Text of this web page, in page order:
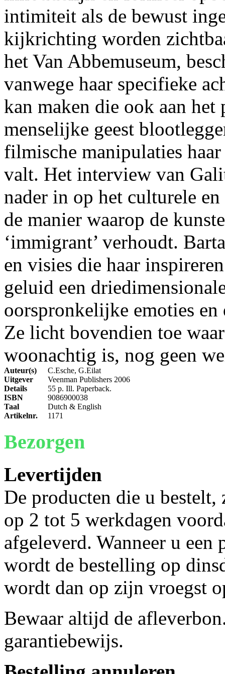
intimiteit als de bewust
kijkrichting worden
het Van Abbemuseum,
vanwege haar specifieke
kan maken die ook aan
menselijke geest
filmische manipulaties
valt. Het interview van
nader in op het culturele
de manier waarop de
‘immigrant’ verhoudt.
en visies die haar
geluid een
oorspronkelijke emoties en
Ze licht bovendien toe
woonachtig is, nog geen
Auteur(s)
C.Esche, G.Eilat
Uitgever
Veenman Publishers 2006
Details
55 p. Ill. Paperback.
ISBN
9086900038
Taal
Dutch & English
Artikelnr.
1171
Bezorgen
Levertijden
De producten die u
op 2 tot 5 werkdagen
afgeleverd. Wanneer u
wordt de bestelling op
wordt dan op zijn vroegst
Bewaar altijd de
garantiebewijs.